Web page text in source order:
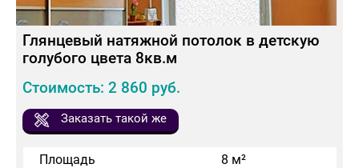
Глянцевый натяжной потолок в детскую
голубого цвета 8кв.м
Стоимость: 2 860 руб.
Заказать такой же
Площадь
8 м²